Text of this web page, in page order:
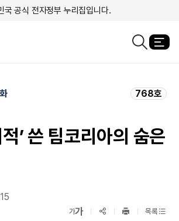
국 공식 전자정부 누리집입니다.
768호
’ 쓴 팀코리아의 숨은
가축소보기
가확대보기SNS공유
프린트
목록